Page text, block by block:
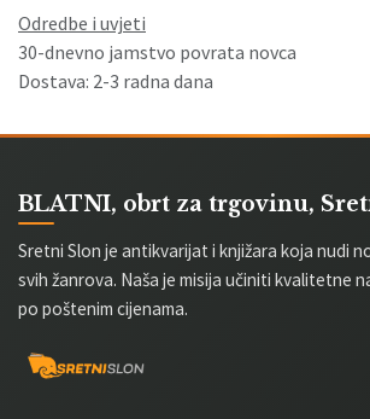
Odredbe i uvjeti
30-dnevno jamstvo povrata novca
Dostava: 2-3 radna dana
BLATNI, obrt za trgovinu,
Sretni Slon je antikvarijat i knjižara koja nudi
svih žanrova. Naša je misija učiniti kvalitetne
po poštenim cijenama.